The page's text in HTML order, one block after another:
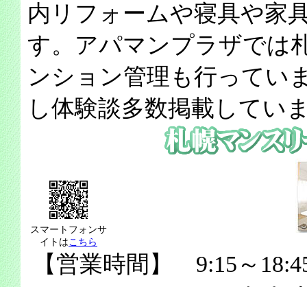
内リフォームや寝具や家
す。アパマンプラザでは
ンション管理も行ってい
し体験談多数掲載してい
スマートフォンサ
イトはこちら
【営業時間】 9:15～